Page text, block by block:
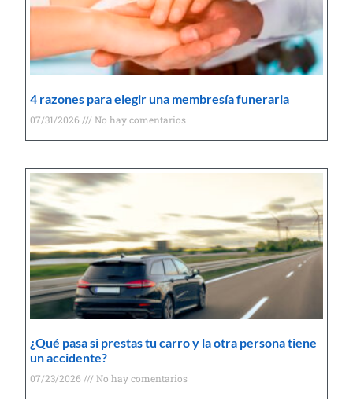
4 razones para elegir una membresía funeraria
07/31/2026 No hay comentarios
¿Qué pasa si prestas tu carro y la otra persona tiene
un accidente?
07/23/2026 No hay comentarios